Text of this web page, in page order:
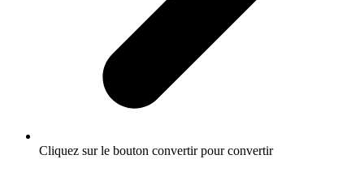
Cliquez sur le bouton convertir pour convertir